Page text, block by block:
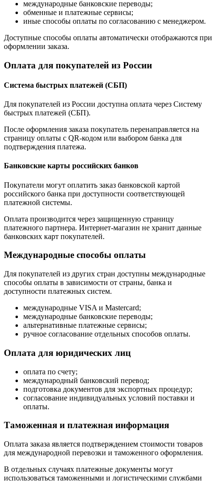
международные банковские переводы;
обменные и платежные сервисы;
иные способы оплаты по согласованию с менеджером.
Доступные способы оплаты автоматически отображаются при
оформлении заказа.
Оплата для покупателей из России
Система быстрых платежей (СБП)
Для покупателей из России доступна оплата через Систему
быстрых платежей (СБП).
После оформления заказа покупатель перенаправляется на
страницу оплаты с QR-кодом или выбором банка для
подтверждения платежа.
Банковские карты российских банков
Покупатели могут оплатить заказ банковской картой
российского банка при доступности соответствующей
платежной системы.
Оплата производится через защищенную страницу
платежного партнера. Интернет-магазин не хранит данные
банковских карт покупателей.
Международные способы оплаты
Для покупателей из других стран доступны международные
способы оплаты в зависимости от страны, банка и
доступности платежных систем.
международные VISA и Mastercard;
международные банковские переводы;
альтернативные платежные сервисы;
ручное согласование отдельных способов оплаты.
Оплата для юридических лиц
оплата по счету;
международный банковский перевод;
подготовка документов для экспортных процедур;
согласование индивидуальных условий поставки и
оплаты.
Таможенная и платежная информация
Оплата заказа является подтверждением стоимости товаров
для международной перевозки и таможенного оформления.
В отдельных случаях платежные документы могут
использоваться таможенными и логистическими службами